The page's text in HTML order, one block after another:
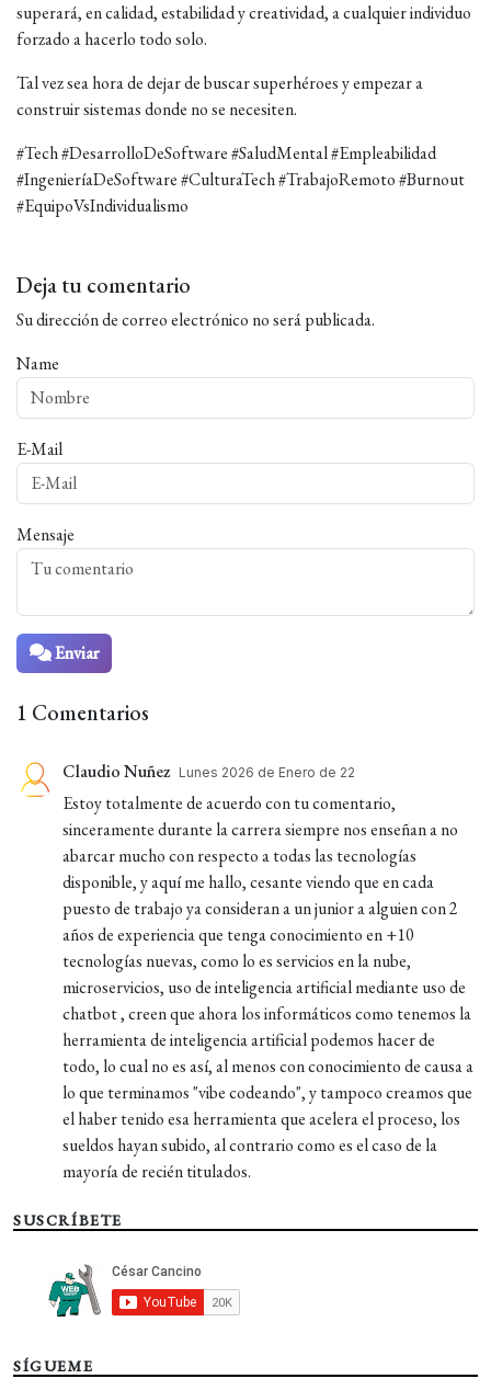
superará, en calidad, estabilidad y creatividad, a cualquier individuo
forzado a hacerlo todo solo.
Tal vez sea hora de dejar de buscar superhéroes y empezar a
construir sistemas donde no se necesiten.
#Tech #DesarrolloDeSoftware #SaludMental #Empleabilidad
#IngenieríaDeSoftware #CulturaTech #TrabajoRemoto #Burnout
#EquipoVsIndividualismo
Deja tu comentario
Su dirección de correo electrónico no será publicada.
Name
E-Mail
Mensaje
Enviar
1 Comentarios
Claudio Nuñez Lunes 2026 de Enero de 22
Estoy totalmente de acuerdo con tu comentario,
sinceramente durante la carrera siempre nos enseñan a no
abarcar mucho con respecto a todas las tecnologías
disponible, y aquí me hallo, cesante viendo que en cada
puesto de trabajo ya consideran a un junior a alguien con 2
años de experiencia que tenga conocimiento en +10
tecnologías nuevas, como lo es servicios en la nube,
microservicios, uso de inteligencia artificial mediante uso de
chatbot , creen que ahora los informáticos como tenemos la
herramienta de inteligencia artificial podemos hacer de
todo, lo cual no es así, al menos con conocimiento de causa a
lo que terminamos "vibe codeando", y tampoco creamos que
el haber tenido esa herramienta que acelera el proceso, los
sueldos hayan subido, al contrario como es el caso de la
mayoría de recién titulados.
SUSCRÍBETE
SÍGUEME